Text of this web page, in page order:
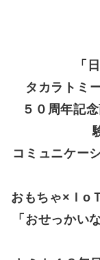
「
タカラトミ
５０周年記
コミュニケー
おもちゃ×Ｉo
「おせっか